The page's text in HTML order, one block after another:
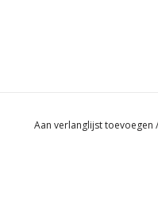
Aan verlanglijst toevoegen /